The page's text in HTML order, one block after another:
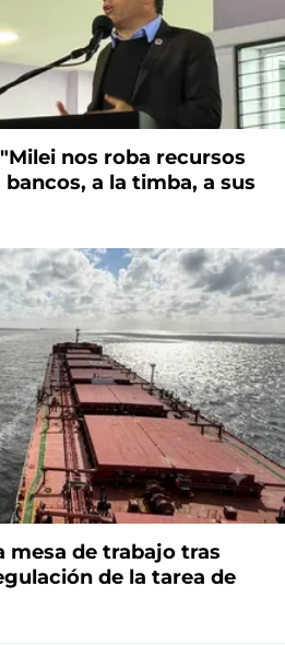
nos roba recursos
a la timba, a sus
mesa de trabajo tras
de la tarea de